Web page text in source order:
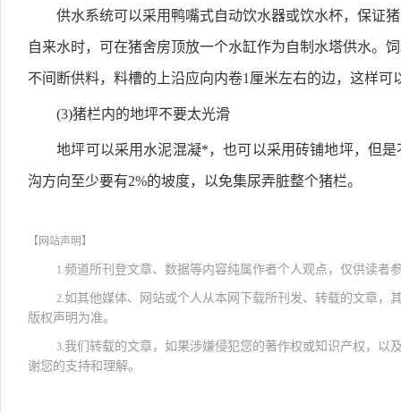
供水系统可以采用鸭嘴式自动饮水器或饮水杯，保证猪
自来水时，可在猪舍房顶放一个水缸作为自制水塔供水。
不间断供料，料槽的上沿应向内卷1厘米左右的边，这样可
(3)猪栏内的地坪不要太光滑
地坪可以采用水泥混凝*，也可以采用砖铺地坪，但是
沟方向至少要有2%的坡度，以免集尿弄脏整个猪栏。
【网站声明】
1.频道所刊登文章、数据等内容纯属作者个人观点，仅供读者
2.如其他媒体、网站或个人从本网下载所刊发、转载的文章，
版权声明为准。
3.我们转载的文章，如果涉嫌侵犯您的著作权或知识产权，以
谢您的支持和理解。